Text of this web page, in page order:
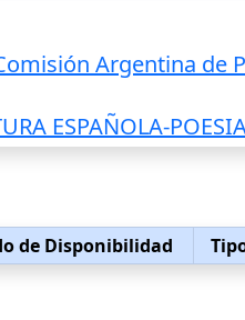
Argentina de
ESPAÑOLA-
de Disponibilidad